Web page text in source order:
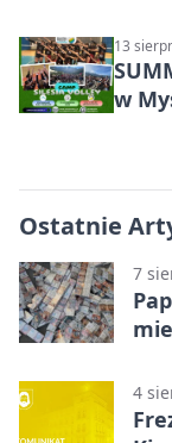
13
w
Ostatnie
7
4